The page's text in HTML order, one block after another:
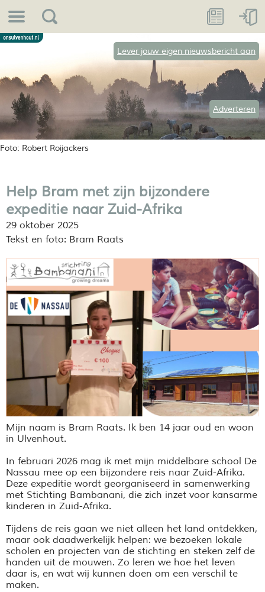
Foto: Robert Roijackers
Lever jouw eigen nieuwsbericht aan
Adverteren
Help Bram met zijn bijzondere
expeditie naar Zuid-Afrika
29 oktober 2025
Tekst en foto: Bram Raats
Mijn naam is Bram Raats. Ik ben 14 jaar oud en woon
in Ulvenhout.
In februari 2026 mag ik met mijn middelbare school De
Nassau mee op een bijzondere reis naar Zuid-Afrika.
Deze expeditie wordt georganiseerd in samenwerking
met Stichting Bambanani, die zich inzet voor kansarme
kinderen in Zuid-Afrika.
Tijdens de reis gaan we niet alleen het land ontdekken,
maar ook daadwerkelijk helpen: we bezoeken lokale
scholen en projecten van de stichting en steken zelf de
handen uit de mouwen. Zo leren we hoe het leven
daar is, en wat wij kunnen doen om een verschil te
maken.